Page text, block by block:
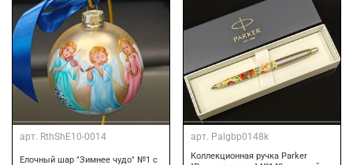
арт. RthShE10-0014
Елочный шар "Зимнее чудо" №1 с
арт. Palgbp0148k
Коллекционная ручка Parker